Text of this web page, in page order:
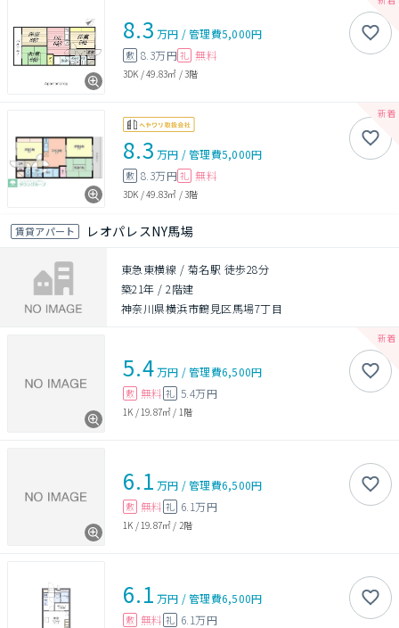
8.3 万円 /管理費5,000円
敷 8.3万円 礼 無料
3DK /49.83㎡ /3階
8.3 万円 /管理費5,000円
敷 8.3万円 礼 無料
3DK /49.83㎡ /3階
賃貸アパート レオパレスNY馬場
東急東横線 / 菊名駅 徒歩28分
築21年 /2階建
神奈川県横浜市鶴見区馬場7丁目
5.4万円 /管理費6,500円
敷 無料 礼 5.4万円
1K / 19.87㎡ / 1階
6.1 万円 /管理費6,500円
敷 無料 礼 6.1万円
1K / 19.87㎡ / 2階
6.1 万円 /管理費6,500円
敷 無料 礼 6.1万円